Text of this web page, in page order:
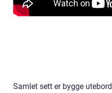
Samlet sett er bygge